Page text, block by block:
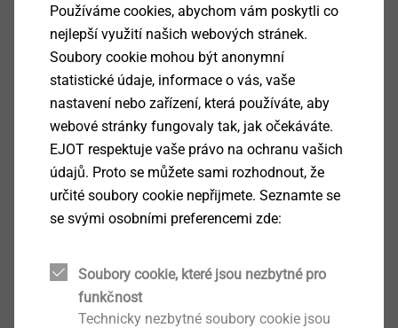
DELTA PT DS
Zobrazit výrobek
Používáme cookies, abychom vám poskytli co
nejlepší využití našich webových stránek.
Soubory cookie mohou být anonymní
statistické údaje, informace o vás, vaše
nastavení nebo zařízení, která používáte, aby
webové stránky fungovaly tak, jak očekáváte.
EJOT respektuje vaše právo na ochranu vašich
údajů. Proto se můžete sami rozhodnout, že
určité soubory cookie nepřijmete. Seznamte se
se svými osobními preferencemi zde:
Soubory cookie, které jsou nezbytné pro
funkčnost
Technicky nezbytné soubory cookie jsou